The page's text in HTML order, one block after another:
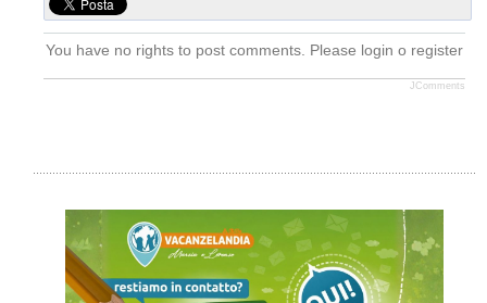
You have no rights to post comments. Please login o register
JComments